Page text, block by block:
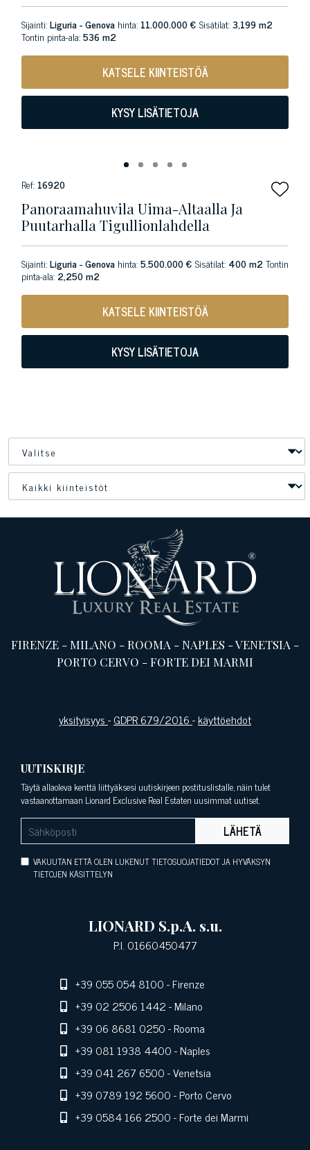
Sijainti:Liguria - Genova hinta: 11.000.000 € Sisätilat:3,199 m2
Tontin pinta-ala:536 m2
KATSELE KIINTEISTÖÄ
KYSY LISÄTIETOJA
Ref: 16920
Panoraamahuvila Uima-Altaalla Ja
Puutarhalla Tigullionlahdella
Sijainti:Liguria - Genova hinta:5.500.000 € Sisätilat: 400 m2Tontin
pinta-ala: 2,250 m2
KATSELE KIINTEISTÖÄ
KYSY LISÄTIETOJA
FIRENZE -MILANO -ROOMA -NAPLES -VENETSIA -
PORTO CERVO -FORTE DEI MARMI
yksityisyys-GDPR 679/2016-käyttöehdot
UUTISKIRJE
Täytä allaoleva kenttä liittyäksesi uutiskirjeen postituslistalle, näin tulet
vastaanottamaan Lionard Exclusive Real Estaten uusimmat uutiset.
LÄHETÄ
VAKUUTAN ETTÄ OLEN LUKENUT TIETOSUOJATIEDOT JA HYVÄKSYN
TIETOJEN KÄSITTELYN
LIONARD S.p.A. s.u.
P.I. 01660450477
+39 055 054 8100- Firenze
+39 02 2506 1442- Milano
+39 06 8681 0250- Rooma
+39 081 1938 4400- Naples
+39 041 267 6500- Venetsia
+39 0789 192 5600- Porto Cervo
+39 0584 166 2500- Forte dei Marmi